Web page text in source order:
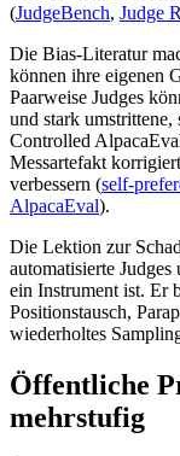
(JudgeBench, Judge
Die Bias-Literatur
können ihre eigenen
Paarweise Judges
und stark
Controlled
Messartefakt
verbessern (self-
AlpacaEval).
Die Lektion zur
automatisierte
ein Instrument ist. Er
Positionstausch,
wiederholtes
Öffentliche
mehrstufig